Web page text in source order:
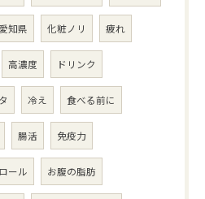
愛知県 化粧ノリ 疲れ
高濃度 ドリンク
冷え 食べる前に
腸活 免疫力
ール お腹の脂肪